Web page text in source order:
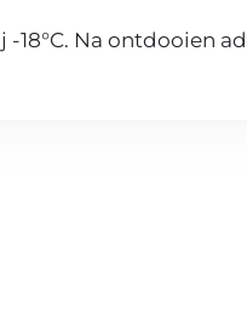
Na ontdooien